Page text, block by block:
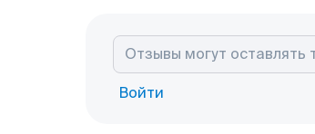
Войти